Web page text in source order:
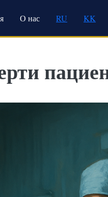
О нас RU KK